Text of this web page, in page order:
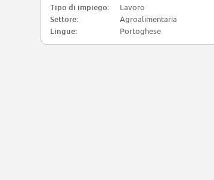
Tipo di impiego:
Lavoro
Settore:
Agroalimentaria
Lingue:
Portoghese